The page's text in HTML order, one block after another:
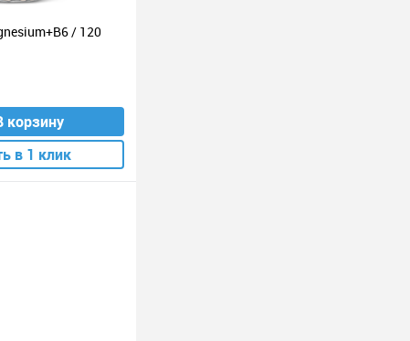
/ 120
корзину
в 1 клик